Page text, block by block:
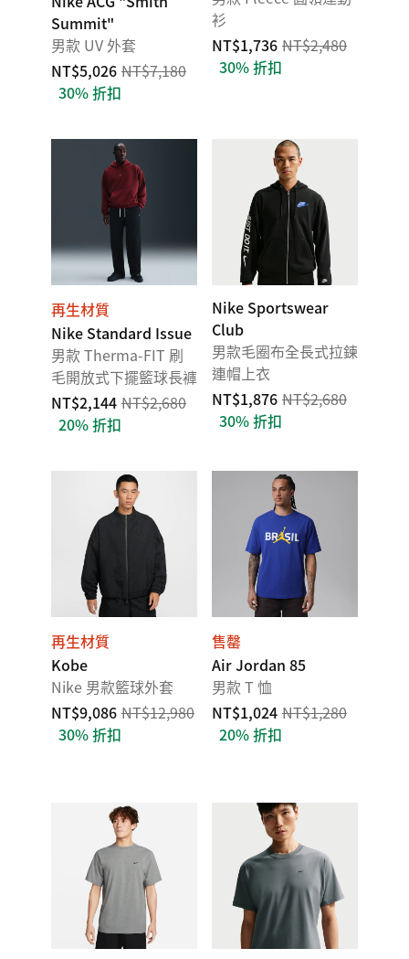
Summit"
男款 UV 外套
NT$5,026 NT$7,180
30% 折扣
衫
NT$1,736 NT$2,480
30% 折扣
再生材質
Nike Standard Issue
男款 Therma-FIT 刷
毛開放式下擺籃球長褲
NT$2,144 NT$2,680
20% 折扣
Nike Sportswear
Club
男款毛圈布全長式拉鍊
連帽上衣
NT$1,876 NT$2,680
30% 折扣
再生材質
Kobe
Nike 男款籃球外套
NT$9,086 NT$12,980
30% 折扣
售罄
Air Jordan 85
男款 T 恤
NT$1,024 NT$1,280
20% 折扣